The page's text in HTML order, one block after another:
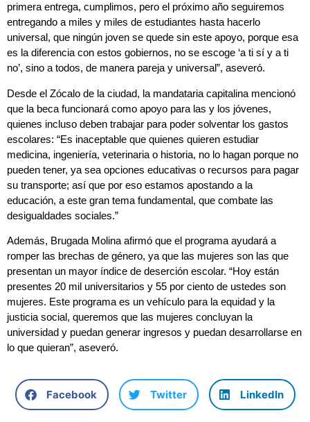
primera entrega, cumplimos, pero el próximo año seguiremos
entregando a miles y miles de estudiantes hasta hacerlo
universal, que ningún joven se quede sin este apoyo, porque esa
es la diferencia con estos gobiernos, no se escoge ‘a ti sí y a ti
no’, sino a todos, de manera pareja y universal”, aseveró.
Desde el Zócalo de la ciudad, la mandataria capitalina mencionó
que la beca funcionará como apoyo para las y los jóvenes,
quienes incluso deben trabajar para poder solventar los gastos
escolares: “Es inaceptable que quienes quieren estudiar
medicina, ingeniería, veterinaria o historia, no lo hagan porque no
pueden tener, ya sea opciones educativas o recursos para pagar
su transporte; así que por eso estamos apostando a la
educación, a este gran tema fundamental, que combate las
desigualdades sociales.”
Además, Brugada Molina afirmó que el programa ayudará a
romper las brechas de género, ya que las mujeres son las que
presentan un mayor índice de deserción escolar. “Hoy están
presentes 20 mil universitarios y 55 por ciento de ustedes son
mujeres. Este programa es un vehículo para la equidad y la
justicia social, queremos que las mujeres concluyan la
universidad y puedan generar ingresos y puedan desarrollarse en
lo que quieran”, aseveró.
Facebook Twitter LinkedIn